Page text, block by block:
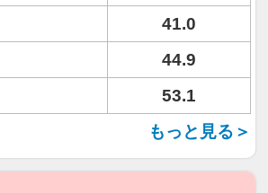
41.0
44.9
53.1
もっと見る＞